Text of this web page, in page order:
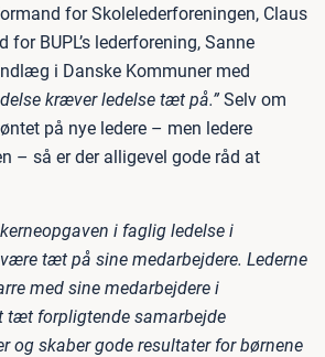
for Skolelederforeningen, Claus
BUPL’s lederforening, Sanne
i Danske Kommuner med
kræver ledelse tæt på.” Selv om
på nye ledere – men ledere
– så er der alligevel gode råd at
i faglig ledelse i
tæt på sine medarbejdere. Lederne
med sine medarbejdere i
tæt forpligtende samarbejde
og skaber gode resultater for børnene